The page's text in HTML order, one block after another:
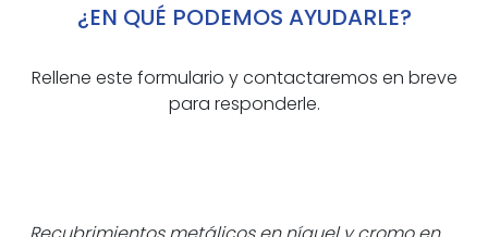
¿EN QUÉ PODEMOS AYUDARLE?
Rellene este formulario y contactaremos en breve
para responderle.